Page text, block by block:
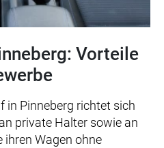
Vorteile
in Pinneberg richtet sich
private Halter sowie an
ihren Wagen ohne